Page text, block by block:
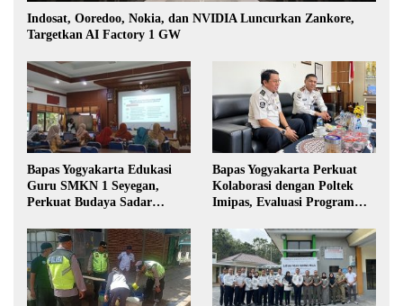
Indosat, Ooredoo, Nokia, dan NVIDIA Luncurkan Zankore,
Targetkan AI Factory 1 GW
Bapas Yogyakarta Edukasi
Guru SMKN 1 Seyegan,
Perkuat Budaya Sadar
Bapas Yogyakarta Perkuat
Kolaborasi dengan Poltek
Imipas, Evaluasi Program